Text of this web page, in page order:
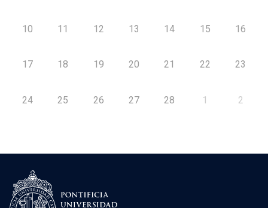
10 11 12 13 14 15 16
17 18 19 20 21 22 23
24 25 26 27 28 1 2